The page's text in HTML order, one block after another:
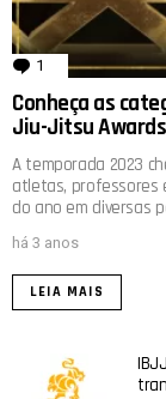
1 comentário
Conheça as
Jiu-Jitsu
A temporada 2023
atletas, professores
do ano em diversas
há 3 anos
LEIA MAIS